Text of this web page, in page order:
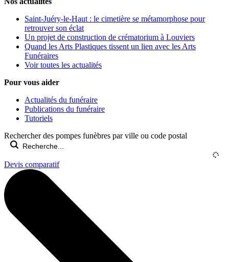
Saint-Juéry-le-Haut : le cimetière se métamorphose pour
retrouver son éclat
Un projet de construction de crématorium à Louviers
Quand les Arts Plastiques tissent un lien avec les Arts
Funéraires
Voir toutes les actualités
Pour vous aider
Actualités du funéraire
Publications du funéraire
Tutoriels
Rechercher des pompes funèbres par ville ou code postal
Devis comparatif